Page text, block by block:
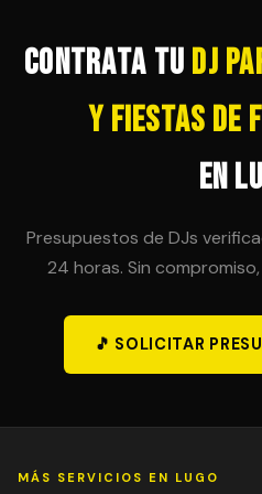
de última hora.
Contrata tu DJ
y Fiestas de
en
Presupuestos de DJs
24 horas. Sin
🎵 SOLICITAR
MÁS SERVICIOS EN LUGO